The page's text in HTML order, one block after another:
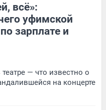
всё»:
уфимской
зарплате и
— что известно о
на концерте